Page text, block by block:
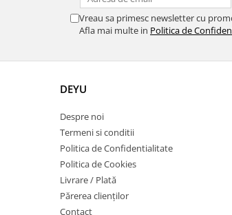
Vreau sa primesc newsletter cu
Afla mai multe in Politica de
DEYU
Despre noi
Termeni si conditii
Politica de Confidentialitate
Politica de Cookies
Livrare / Plată
Părerea clienților
Contact